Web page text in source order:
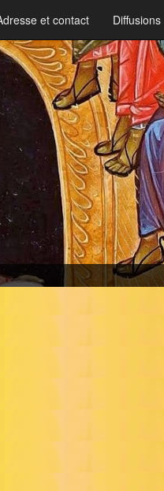
et contact Diffusions